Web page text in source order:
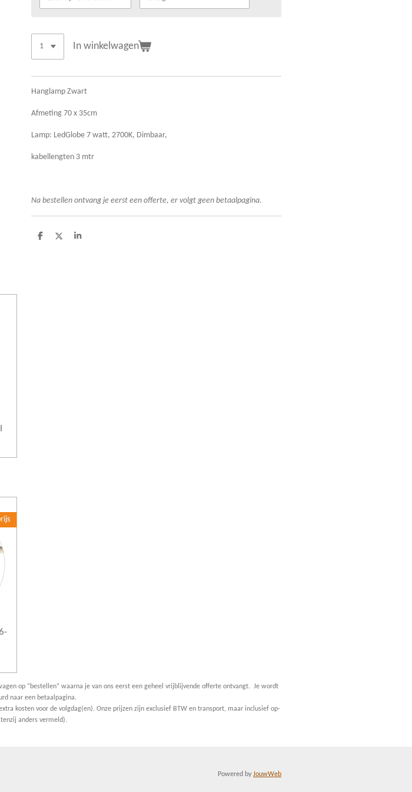
In winkelwagen
Hanglamp Zwart
Afmeting 70 x 35cm
Lamp: LedGlobe 7 watt, 2700K, Dimbaar,
kabellengten 3 mtr
Na bestellen ontvang je eerst een offerte, er volgt geen betaalpagina.
D
D
S
op “bestellen” waarna je van ons eerst een geheel vrijblijvende offerte ontvangt. Je wordt
naar een betaalpagina.
kosten voor de volgdag(en). Onze prijzen zijn exclusief BTW en transport, maar inclusief op-
anders vermeld).
Powered by JouwWeb